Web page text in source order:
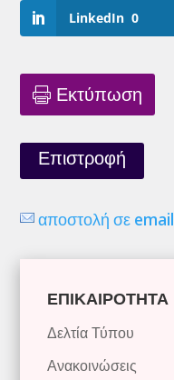
LinkedIn 0
Εκτύπωση
Επιστροφή
αποστολή σε email
ΕΠΙΚΑΙΡΟΤΗΤΑ
Δελτία Τύπου
Ανακοινώσεις